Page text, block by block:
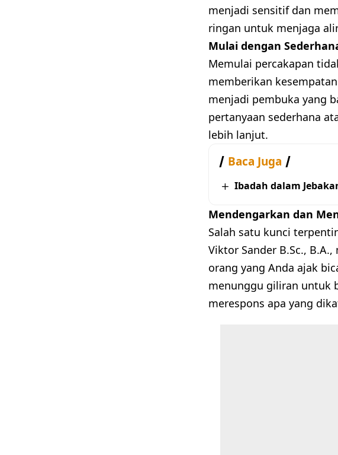
menjadi sensitif dan
ringan untuk menjaga
Mulai dengan
Memulai percakapan
memberikan
menjadi pembuka yang
pertanyaan sederhana
lebih lanjut.
Baca Juga
Ibadah dalam
Mendengarkan dan
Salah satu kunci
Viktor Sander B.Sc.,
orang yang Anda ajak
menunggu giliran untuk
merespons apa yang